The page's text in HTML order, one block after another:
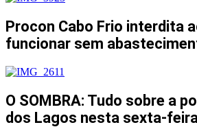
Procon Cabo Frio interdita
funcionar sem
O SOMBRA: Tudo sobre a
dos Lagos nesta sexta-